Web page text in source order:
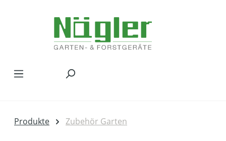
Produkte Zubehör Garten